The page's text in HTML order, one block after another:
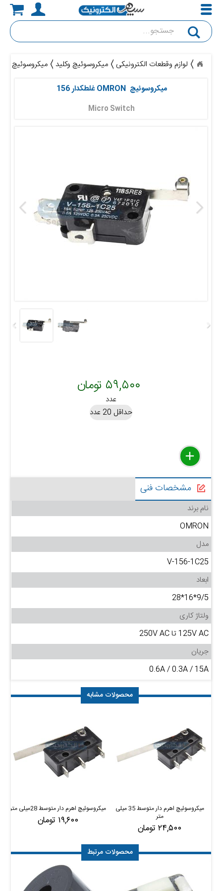
جستجو
لوازم وقطعات الکترونیکی میکروسوئیچ وکلید
میکروسوئیچ OMRON غلطکدار 156
میکروسوئیچ  OMRON غلطکدار 156
Micro Switch
۵۹,۵۰۰ تومان
عدد
حداقل 20 عدد
delete
remove
add
مشخصات فنی
نام برند
OMRON
مدل
V-156-1C25
ابعاد
9/5*16*28
ولتاژ کاری
125V AC تا 250V AC
جریان
0.6A / 0.3A / 15A
محصولات مشابه
میکروسوئیچ اهرم دار متوسط 35 میلی
متر
۲۴,۵۰۰ تومان
میکروسوئیچ اهرم دار متوسط 28میلی متر
۱۹,۶۰۰ تومان
محصولات مرتبط